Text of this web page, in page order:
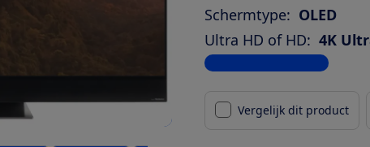
Schermtype: OLED
Ultra HD of HD: 4K
Bekijk alle specificaties
Vergelijk dit product